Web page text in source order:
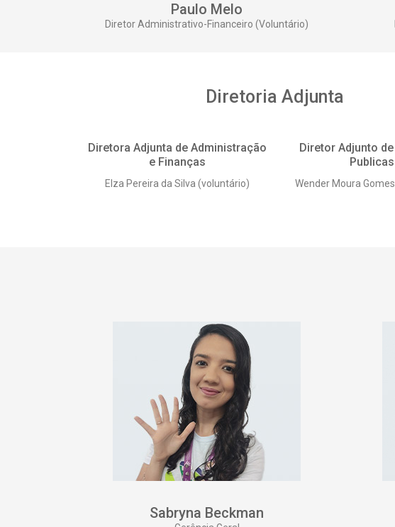
Paulo Melo
Diretor Administrativo-Financeiro (Voluntário)
Diretoria Adjunta
Diretora Adjunta de Administração
e Finanças
Elza Pereira da Silva (voluntário)
Diretor Adjunto
Publicas
Wender Moura
Sabryna Beckman